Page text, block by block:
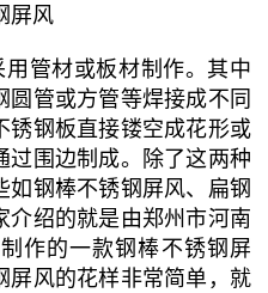
屏风
管材或板材制作。其中
管或方管等焊接成不同
锈钢板直接镂空成花形或
过围边制成。除了这两种
如钢棒不锈钢屏风、扁钢
介绍的就是由郑州市河南
作的一款钢棒不锈钢屏
屏风的花样非常简单，就